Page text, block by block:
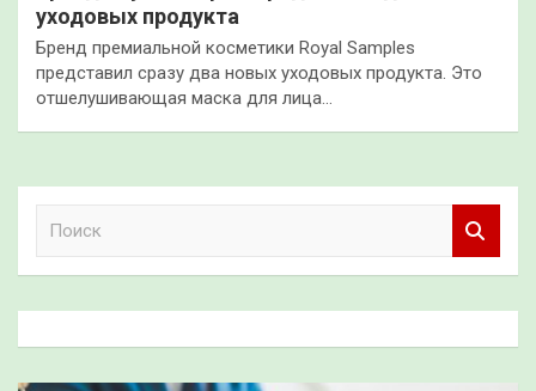
уходовых продукта
Бренд премиальной косметики Royal Samples
представил сразу два новых уходовых продукта. Это
отшелушивающая маска для лица…
к